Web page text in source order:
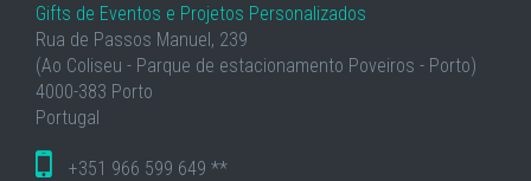
Gifts de Eventos e Projetos Personalizados
Rua de Passos Manuel, 239
(Ao Coliseu - Parque de estacionamento Poveiros - Porto)
4000-383 Porto
Portugal
+351 966 599 649 **